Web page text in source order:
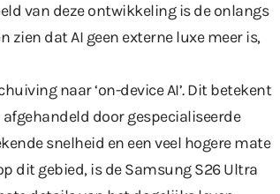
van deze ontwikkeling is de onlangs
zien dat AI geen externe luxe meer is,
naar ‘on-device AI’. Dit betekent
door gespecialiseerde
snelheid en een veel hogere mate
dit gebied, is deSamsung S26 Ultra